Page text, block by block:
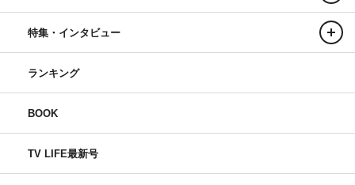
特集・インタビュー
ランキング
BOOK
TV LIFE最新号